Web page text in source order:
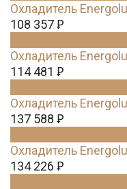
Охладитель
108 357Ꝑ
Охладитель
114 481 Ꝑ
Охладитель
137 588 Ꝑ
Охладитель
134 226 Ꝑ